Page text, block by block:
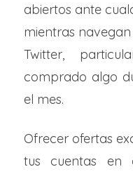
abiertos ante
mientras
Twitter,
comprado algo
el mes.
Ofrecer ofertas
tus cuentas en